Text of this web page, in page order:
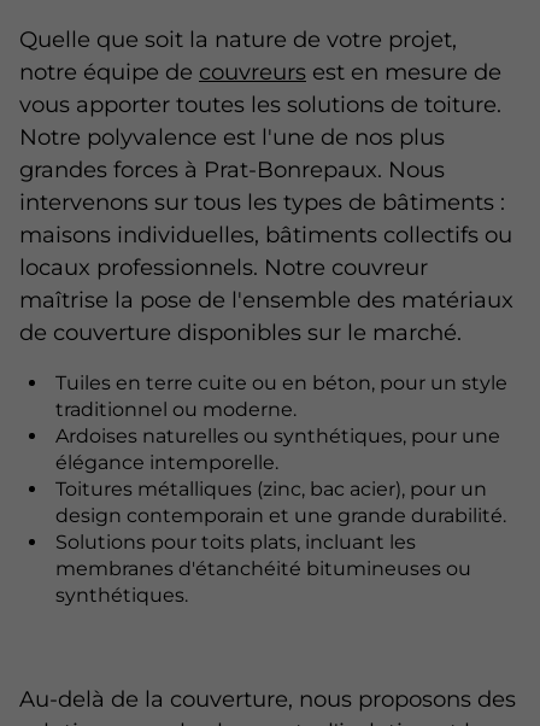
Quelle que soit la nature de votre projet,
notre équipe de couvreurs est en mesure de
vous apporter toutes les solutions de toiture.
Notre polyvalence est l'une de nos plus
grandes forces à Prat-Bonrepaux. Nous
intervenons sur tous les types de bâtiments :
maisons individuelles, bâtiments collectifs ou
locaux professionnels. Notre couvreur
maîtrise la pose de l'ensemble des matériaux
de couverture disponibles sur le marché.
Tuiles en terre cuite ou en béton, pour un style
traditionnel ou moderne.
Ardoises naturelles ou synthétiques, pour une
élégance intemporelle.
Toitures métalliques (zinc, bac acier), pour un
design contemporain et une grande durabilité.
Solutions pour toits plats, incluant les
membranes d'étanchéité bitumineuses ou
synthétiques.
Au-delà de la couverture, nous proposons des